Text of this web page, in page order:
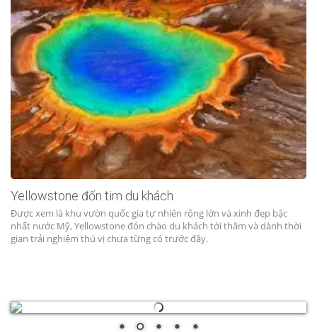
Yellowstone đốn tim du khách
Được xem là khu vườn quốc gia tự nhiên rộng lớn và xinh đẹp bậc
nhất nước Mỹ, Yellowstone đón chào du khách tới thăm và dành thời
gian trải nghiệm thú vị chưa từng có trước đây.